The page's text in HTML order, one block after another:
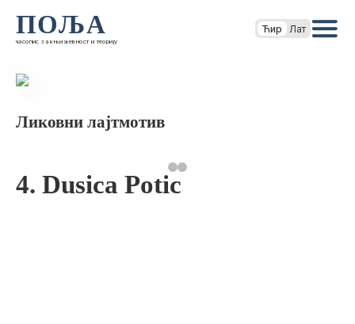
ПОЉА
часопис за књижевност и теорију
Ћир Лат
Ликовни лајтмотив
4. Dusica Potic